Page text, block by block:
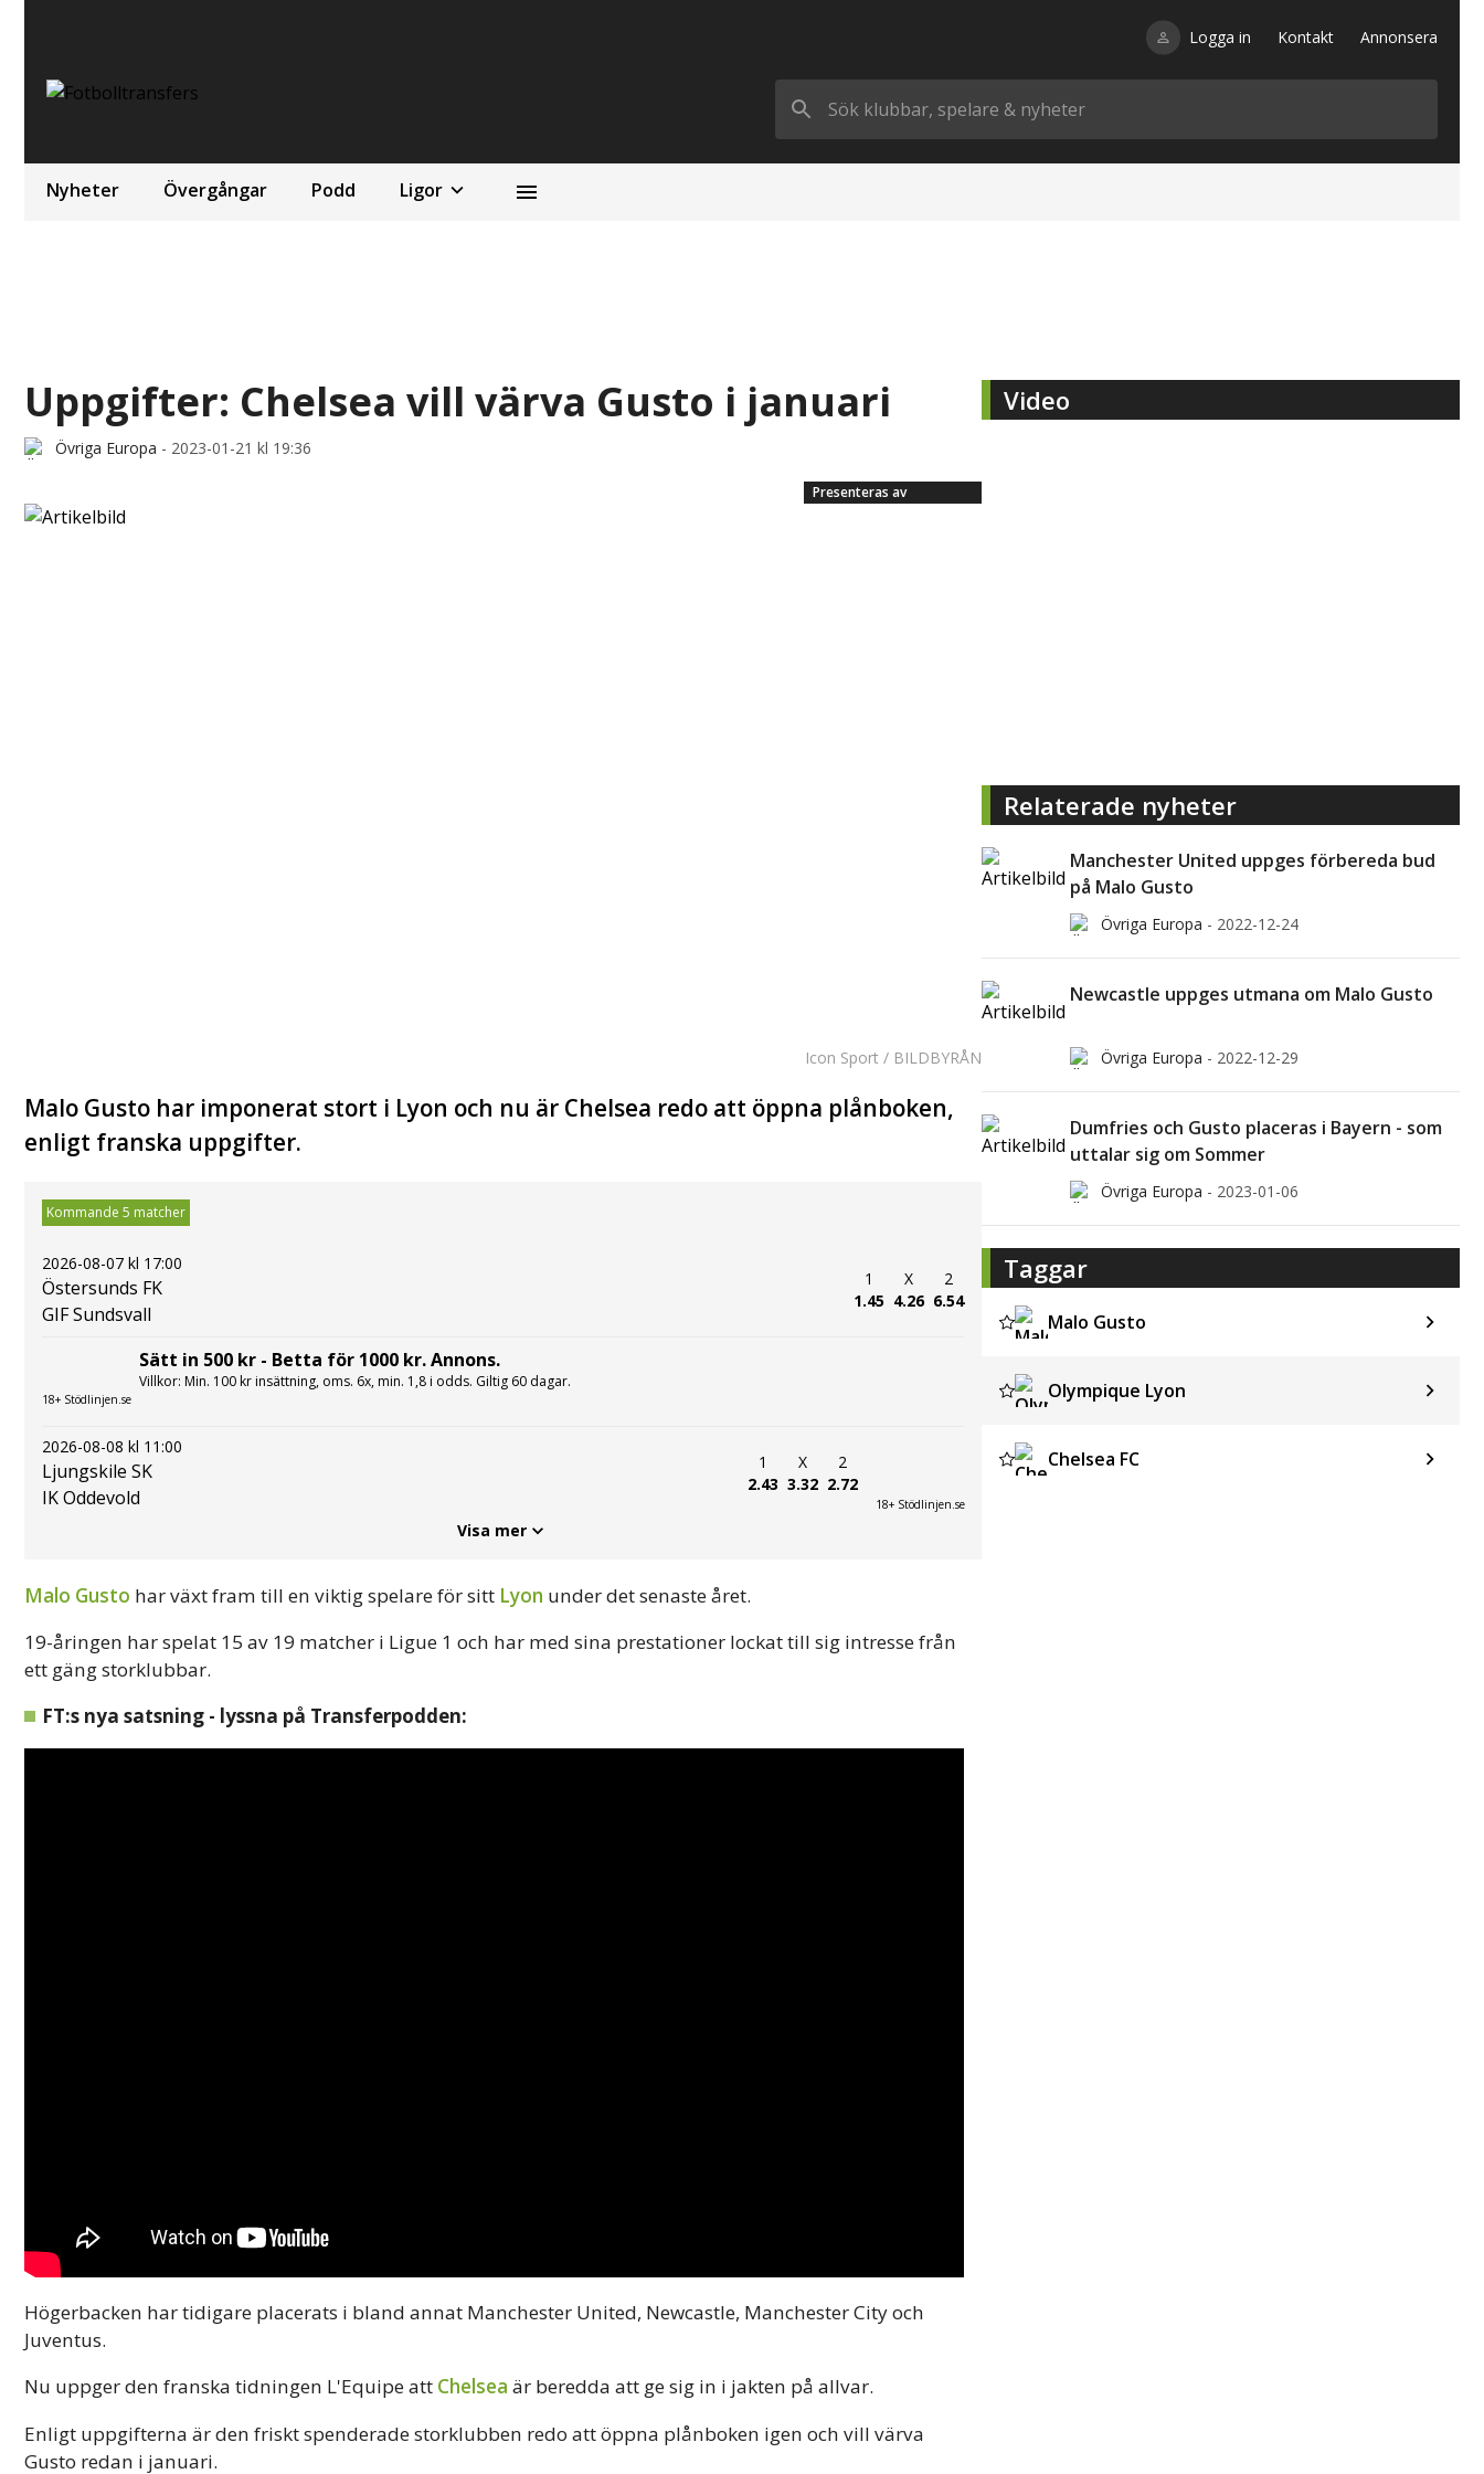
Logga in Kontakt Annonsera
Nyheter Övergångar Podd Ligor
Uppgifter: Chelsea vill värva Gusto i januari
Övriga Europa - 2023-01-21 kl 19:36
Presenteras av
Icon Sport / BILDBYRÅN
Malo Gusto har imponerat stort i Lyon och nu är Chelsea redo att öppna plånboken,
enligt franska uppgifter.
Kommande 5 matcher
2026-08-07 kl 17:00
Östersunds FK
GIF Sundsvall
1
1.45
X
4.26
2
6.54
18+ Stödlinjen.se
Sätt in 500 kr - Betta för 1000 kr. Annons.
Villkor: Min. 100 kr insättning, oms. 6x, min. 1,8 i odds. Giltig 60 dagar.
2026-08-08 kl 11:00
Ljungskile SK
IK Oddevold
1
2.43
X
3.32
2
2.72
18+ Stödlinjen.se
Visa mer
Malo Gusto har växt fram till en viktig spelare för sitt Lyon under det senaste året.
19-åringen har spelat 15 av 19 matcher i Ligue 1 och har med sina prestationer lockat till sig intresse från
ett gäng storklubbar.
FT:s nya satsning - lyssna på Transferpodden:
Högerbacken har tidigare placerats i bland annat Manchester United, Newcastle, Manchester City och
Juventus.
Nu uppger den franska tidningen L'Equipe att Chelsea är beredda att ge sig in i jakten på allvar.
Enligt uppgifterna är den friskt spenderade storklubben redo att öppna plånboken igen och vill värva
Gusto redan i januari.
Video
Relaterade nyheter
Manchester United uppges förbereda bud
på Malo Gusto
Övriga Europa - 2022-12-24
Newcastle uppges utmana om Malo Gusto
Övriga Europa - 2022-12-29
Dumfries och Gusto placeras i Bayern - som
uttalar sig om Sommer
Övriga Europa - 2023-01-06
Taggar
Malo Gusto
Olympique Lyon
Chelsea FC